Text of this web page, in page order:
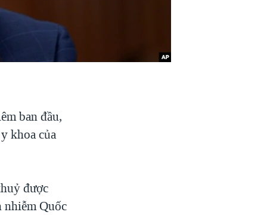
ban đầu,
khoa của
được
nhiễm Quốc